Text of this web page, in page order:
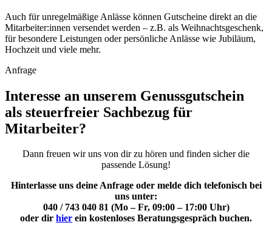
Auch für unregelmäßige Anlässe können Gutscheine direkt an die
Mitarbeiter:innen versendet werden – z.B. als Weihnachtsgeschenk,
für besondere Leistungen oder persönliche Anlässe wie Jubiläum,
Hochzeit und viele mehr.
Anfrage
Interesse an unserem Genussgutschein
als steuerfreier Sachbezug für
Mitarbeiter?
Dann freuen wir uns von dir zu hören und finden sicher die
passende Lösung!
Hinterlasse uns deine Anfrage oder melde dich telefonisch bei
uns unter:
040 / 743 040 81 (Mo – Fr, 09:00 – 17:00 Uhr)
oder dir hier ein kostenloses Beratungsgespräch buchen.